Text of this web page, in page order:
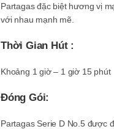
Partagas đặc biệt hương vị
với nhau mạnh mẽ.
Thời Gian Hút :
Khoảng 1 giờ – 1 giờ 15 phút
Đóng Gói:
Partagas Serie D No.5 được